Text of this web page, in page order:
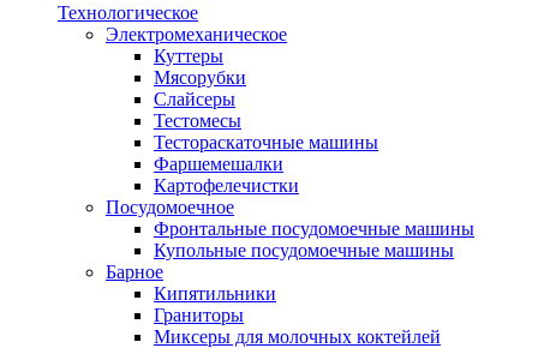
Технологическое
Электромеханическое
Куттеры
Мясорубки
Слайсеры
Тестомесы
Тестораскаточные машины
Фаршемешалки
Картофелечистки
Посудомоечное
Фронтальные посудомоечные машины
Купольные посудомоечные машины
Барное
Кипятильники
Граниторы
Миксеры для молочных коктейлей